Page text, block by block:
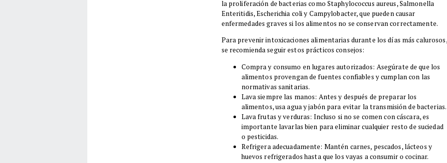
la proliferación de bacterias como Staphylococcus aureus, Salmonella
Enteritidis, Escherichia coli y Campylobacter, que pueden causar
enfermedades graves si los alimentos no se conservan correctamente.
​Para prevenir intoxicaciones alimentarias durante los días más calurosos,
se recomienda seguir estos prácticos consejos:
​Compra y consumo en lugares autorizados: Asegúrate de que los
alimentos provengan de fuentes confiables y cumplan con las
normativas sanitarias.
Lava siempre las manos: Antes y después de preparar los
alimentos, usa agua y jabón para evitar la transmisión de
Lava frutas y verduras: Incluso si no se comen con cáscara, es
importante lavarlas bien para eliminar cualquier resto de suciedad
o pesticidas.
Refrigera adecuadamente: Mantén carnes, pescados, lácteos y
huevos refrigerados hasta que los vayas a consumir o cocinar.